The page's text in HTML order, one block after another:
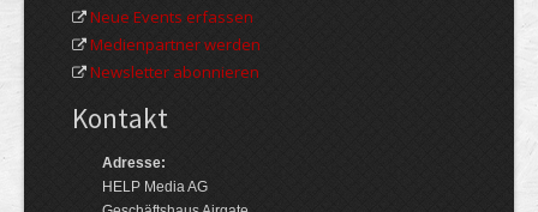
Neue Events erfassen
Medienpartner werden
Newsletter abonnieren
Kontakt
Adresse:
HELP Media AG